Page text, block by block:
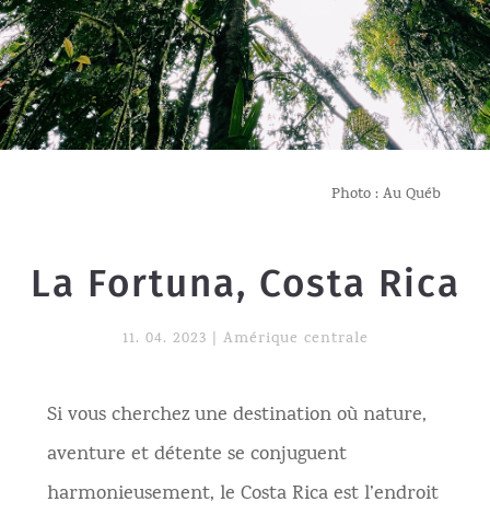
Photo : Au Québ
La Fortuna, Costa Rica
11. 04. 2023 Amérique centrale
Si vous cherchez une destination où nature,
aventure et détente se conjuguent
harmonieusement, le Costa Rica est l’endroit